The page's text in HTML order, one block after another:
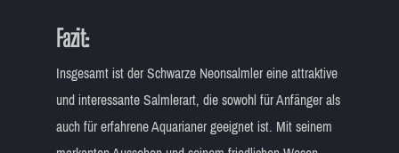
Fazit:
Insgesamt ist der Schwarze Neonsalmler eine attraktive
und interessante Salmlerart, die sowohl für Anfänger als
auch für erfahrene Aquarianer geeignet ist. Mit seinem